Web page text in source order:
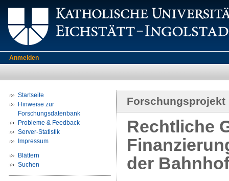
Anmelden
Startseite
Hinweise zur
Forschungsdatenbank
Probleme & Feedback
Server-Statistik
Impressum
Blättern
Suchen
Forschungsprojekt
Rechtliche
der